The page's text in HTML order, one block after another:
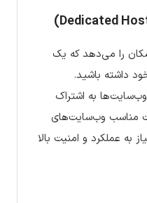
را می‌دهد که یک
داشته باشید.
وب‌سایت‌ها به اشتراک
مناسب وب‌سایت‌های
به عملکرد و امنیت بالا